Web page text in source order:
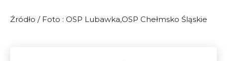
Źródło / Foto : OSP Lubawka,OSP Chełmsko Śląskie